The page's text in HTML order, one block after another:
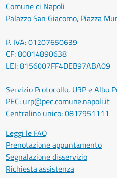
Comune di Napoli
Palazzo San Giacomo, Piazza
P. IVA: 01207650639
CF: 80014890638
LEI: 8156007FF4DEB97ABA09
Servizio Protocollo, URP e Albo
PEC: urp@pec.comune.napoli.it
Centralino unico:0817951111
Leggi le FAQ
Prenotazione appuntamento
Segnalazione disservizio
Richiesta assistenza